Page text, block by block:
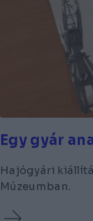
Egy gyár
Hajógyári
Múzeumban.